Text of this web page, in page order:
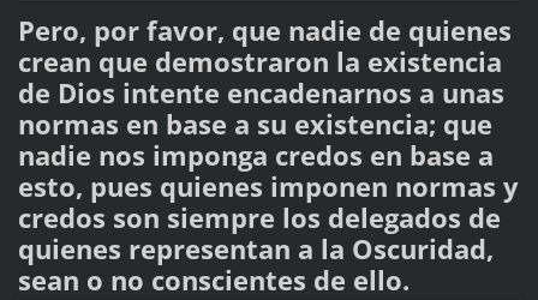
Pero, por favor, que nadie de quienes
crean que demostraron la existencia
de Dios intente encadenarnos a unas
normas en base a su existencia; que
nadie nos imponga credos en base a
esto, pues quienes imponen normas y
credos son siempre los delegados de
quienes representan a la Oscuridad,
sean o no conscientes de ello.